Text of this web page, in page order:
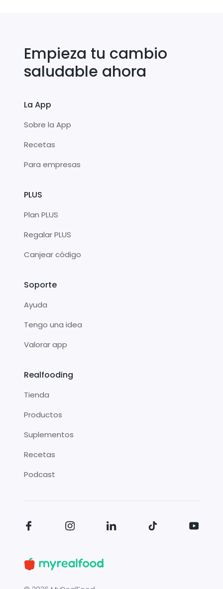
Empieza tu cambio
saludable ahora
La App
Sobre la App
Recetas
Para empresas
PLUS
Plan PLUS
Regalar PLUS
Canjear código
Soporte
Ayuda
Tengo una idea
Valorar app
Realfooding
Tienda
Productos
Suplementos
Recetas
Podcast